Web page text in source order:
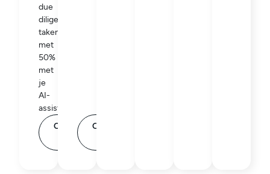
due
diligence-
taken
met
50%
met
je
AI-
assistent.
Ontdek
meer
Ontdek